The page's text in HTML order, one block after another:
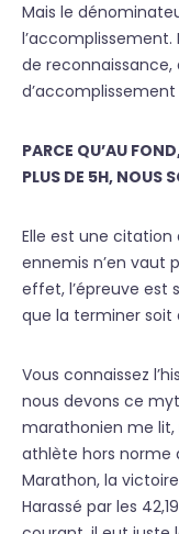
Mais le
de
PARCE QU’AU
PLUS DE 5H, NOUS
Elle est une citation
ennemis n’en vaut
effet, l’épreuve
que la terminer soit
Vous connaissez
nous devons ce
marathonien me lit,
athlète hors norme
Marathon, la
Harassé par les